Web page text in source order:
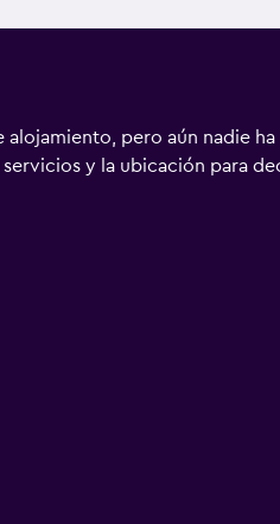
alojamiento, pero aún nadie
servicios y la ubicación para